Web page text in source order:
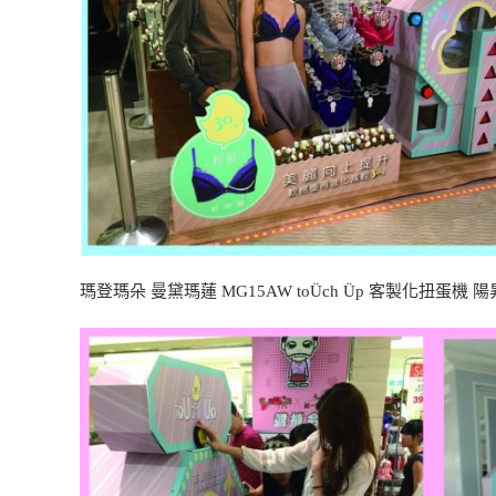
瑪登瑪朵 曼黛瑪蓮 MG15AW toÜch Üp 客製化扭蛋機 陽